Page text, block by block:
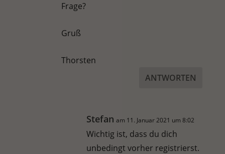
Frage?
Gruß
Thorsten
ANTWORTEN
Stefan am 11. Januar 2021 um 8:02
Wichtig ist, dass du dich
unbedingt vorher registrierst.